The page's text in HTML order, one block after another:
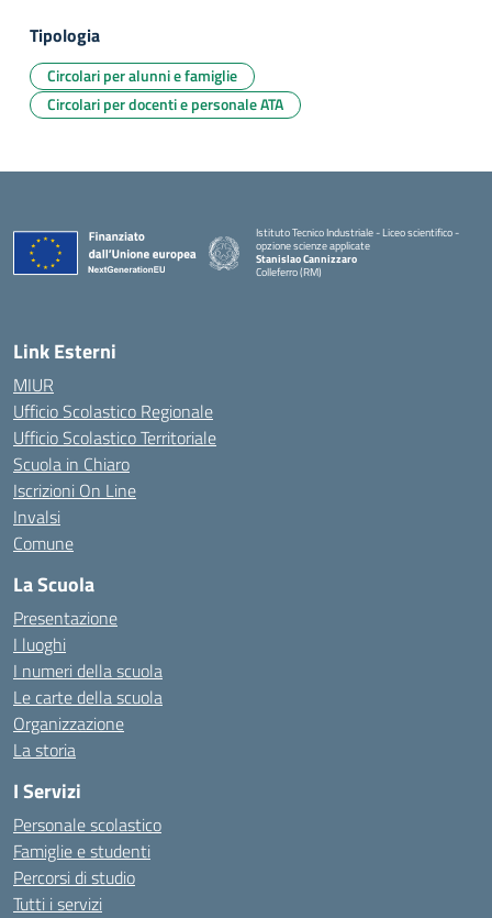
Tipologia
Circolari per alunni e famiglie
Circolari per docenti e personale ATA
Istituto Tecnico Industriale - Liceo scientifico -
opzione scienze applicate
Stanislao Cannizzaro
Colleferro (RM)
Link Esterni
MIUR
Ufficio Scolastico Regionale
Ufficio Scolastico Territoriale
Scuola in Chiaro
Iscrizioni On Line
Invalsi
Comune
La Scuola
Presentazione
I luoghi
I numeri della scuola
Le carte della scuola
Organizzazione
La storia
I Servizi
Personale scolastico
Famiglie e studenti
Percorsi di studio
Tutti i servizi